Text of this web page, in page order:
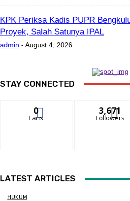
KPK Periksa Kadis PUPR
Proyek, Salah Satunya IPAL
admin - August 4, 2026
STAY CONNECTED
0
Fans
3,671
Followers
LATEST ARTICLES
HUKUM